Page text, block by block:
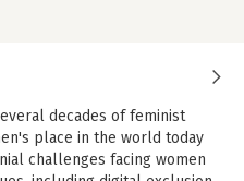
decades of feminist
place in the world today
challenges facing women